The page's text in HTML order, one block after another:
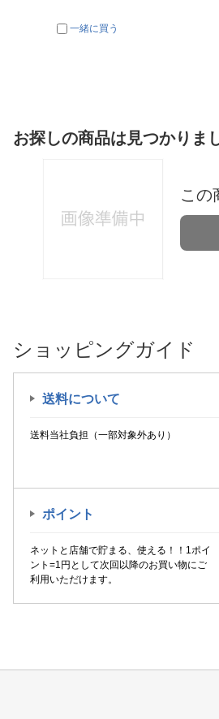
一緒に買う
お探しの商品は見つかりま
この
ショッピングガイド
送料について
送料当社負担（一部対象外あり）
ポイント
ネットと店舗で貯まる、使える！！1ポイ
ント=1円として次回以降のお買い物にご
利用いただけます。